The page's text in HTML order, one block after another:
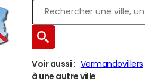
Voir aussi : Vermandovillers
à une autre ville